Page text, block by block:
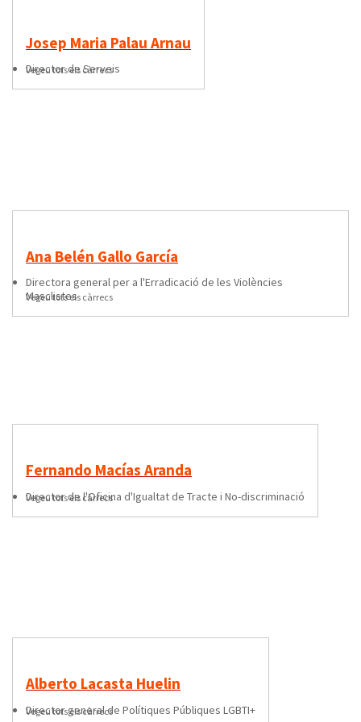
Josep Maria Palau Arnau
director de Serveis
Vegeu tots els càrrecs
Ana Belén Gallo García
directora general per a l'Erradicació de les Violències
Masclistes
Vegeu tots els càrrecs
Fernando Macías Aranda
director de l'Oficina d'Igualtat de Tracte i No-discriminació
Vegeu tots els càrrecs
Alberto Lacasta Huelin
director general de Polítiques Públiques LGBTI+
Vegeu tots els càrrecs